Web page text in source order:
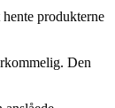
produkterne
Den